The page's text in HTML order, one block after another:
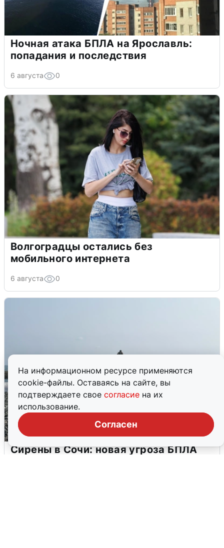
На информационном ресурсе применяются
cookie-файлы. Оставаясь на сайте, вы
подтверждаете свое согласие на их
использование.
Согласен
Ночная атака БПЛА на Ярославль:
попадания и последствия
6 августа 0
Волгоградцы остались без
мобильного интернета
6 августа 0
Сирены в Сочи: новая угроза БПЛА